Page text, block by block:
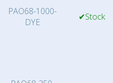
PAO68-1000-
DYE
✔Stock